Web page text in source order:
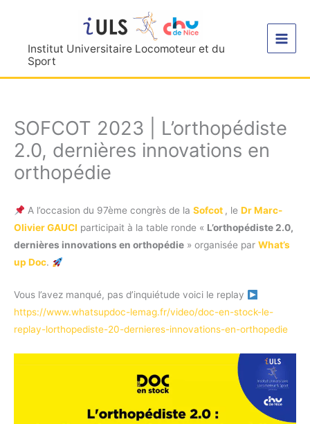
contenuInstitut Universitaire Locomoteur et du
Sport
SOFCOT 2023 | L’orthopédiste
2.0, dernières innovations en
orthopédie
A l’occasion du 97ème congrès de la Sofcot , le Dr Marc-
Olivier GAUCI participait à la table ronde « L’orthopédiste 2.0,
dernières innovations en orthopédie » organisée par What’s
up Doc.
Vous l’avez manqué, pas d’inquiétude voici le replay
https://www.whatsupdoc-lemag.fr/video/doc-en-stock-le-
replay-lorthopediste-20-dernieres-innovations-en-orthopedie